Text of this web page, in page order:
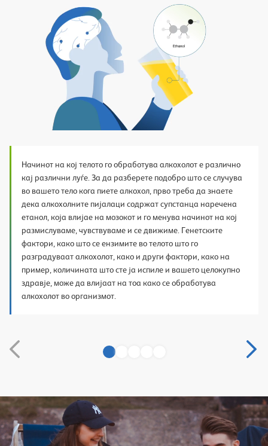
Начинот на кој телото го обработува алкохолот е различно
кај различни луѓе. За да разберете подобро што се случува
во вашето тело кога пиете алкохол, прво треба да знаете
дека алкохолните пијалаци содржат супстанца наречена
етанол, која влијае на мозокот и го менува начинот на кој
размислуваме, чувствуваме и се движиме. Генетските
фактори, како што се ензимите во телото што го
разградуваат алкохолот, како и други фактори, како на
пример, количината што сте ја испиле и вашето целокупно
здравје, може да влијаат на тоа како се обработува
алкохолот во организмот.